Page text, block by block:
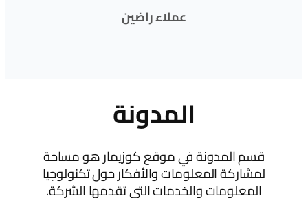
عملاء راضين
المدونة
قسم المدونة في موقع كوزيمار هو مساحة
لمشاركة المعلومات والأفكار حول تكنولوجيا
المعلومات والخدمات التي تقدمها الشركة.